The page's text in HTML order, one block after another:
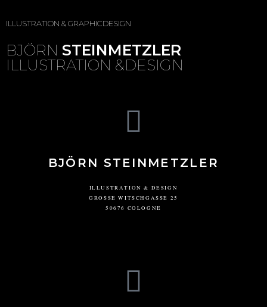
ILLUSTRATION & GRAPHICDESIGN
BJÖRN STEINMETZLER
ILLUSTRATION &DESIGN
BJÖRN STEINMETZLER
ILLUSTRATION & DESIGN
GROSSE WITSCHGASSE 25
50676 COLOGNE